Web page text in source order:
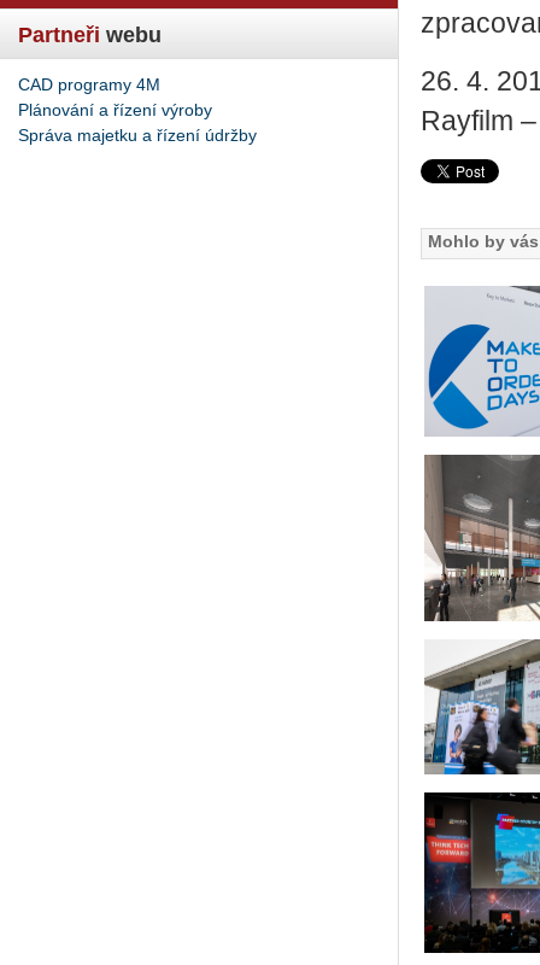
Partneři webu
CAD programy 4M
Plánování a řízení výroby
Správa majetku a řízení údržby
26. 4.
Rayfilm
Mohlo by